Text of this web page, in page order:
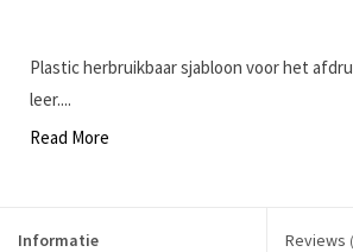
Plastic herbruikbaar sjabloon voor het
leer....
Read More
Informatie Reviews